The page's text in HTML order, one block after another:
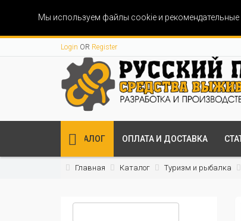
Мы используем файлы cookie и рекомендательные
Login OR Register
КАТАЛОГ ОПЛАТА И ДОСТАВКА
Главная Каталог Туризм и рыбалка